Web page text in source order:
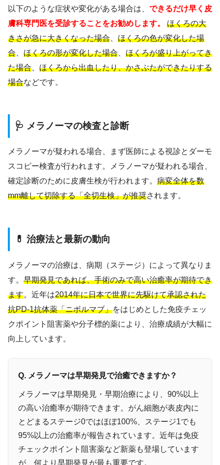
以下のような症状や変化がある場合は、 できるだけ早く皮
膚科専門医を受診することをお勧めします。
ほくろの大
きさが急に大きくなった場合
ほくろの色が変化した場
合
ほくろの形が変化した場合
ほくろが盛り上がってき
た場合
ほくろから出血したり、かさぶたができたりする
場合などです。
🩺 メラノーマの検査と診断
メラノーマが疑われる場合、まず医師による視診とダーモ
スコピー検査が行われます。メラノーマが疑われる場合、
確定診断のために皮膚生検が行われます。 病変全体を数
mm離して切除する「全切生検」が推奨されます。
💊 治療法と最新の動向
メラノーマの治療は、病期（ステージ）によって異なりま
す。 早期発見であれば、手術のみで高い治癒率が期待でき
ます。近年は2014年に日本で世界に先駆けて承認された
抗PD-1抗体薬「ニボルマブ」をはじめとした免疫チェッ
クポイント阻害薬や分子標的薬により、治療成績が大幅に
向上しています。
Q. メラノーマは早期発見で治癒できますか？
メラノーマは早期発見・早期治療により、90%以上
の高い治癒率が期待できます。がん細胞が表皮内に
とどまるステージ0ではほぼ100%、ステージ1でも
95%以上の治癒率が報告されています。近年は免疫
チェックポイント阻害薬など新薬も登場しています
が、何より早期発見が最も重要です。